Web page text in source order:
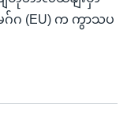
ဂ်ဂ (EU) က ကွာသပ